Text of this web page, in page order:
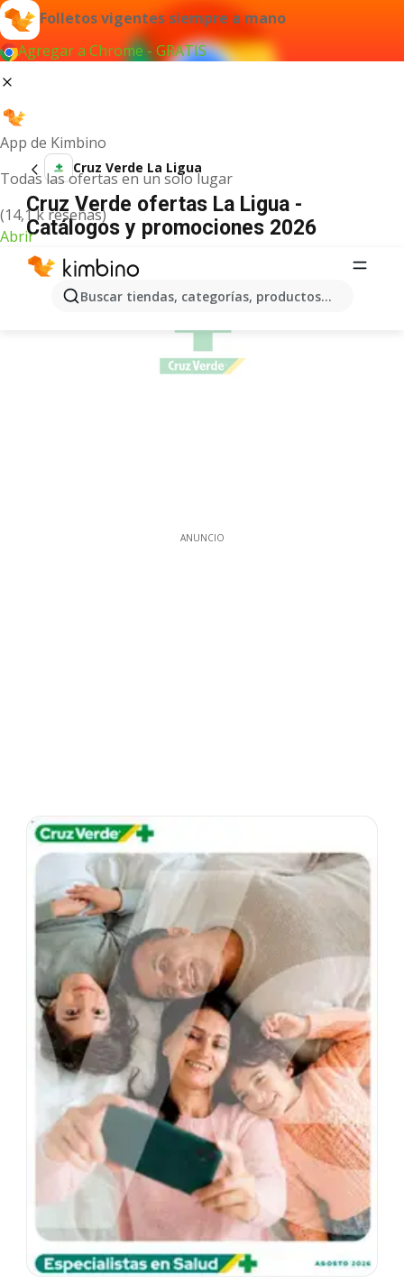
Folletos vigentes siempre a mano
Agregar a Chrome - GRATIS
App de Kimbino
Todas las ofertas en un solo lugar
(14,1 k reseñas)
Abrir
Buscar tiendas, categorías, productos...
Cruz Verde La Ligua
Cruz Verde ofertas La Ligua -
Catálogos y promociones 2026
ANUNCIO